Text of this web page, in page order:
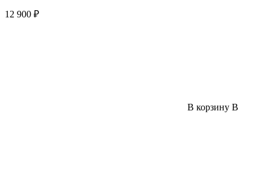
12 900 ₽
В корзину В